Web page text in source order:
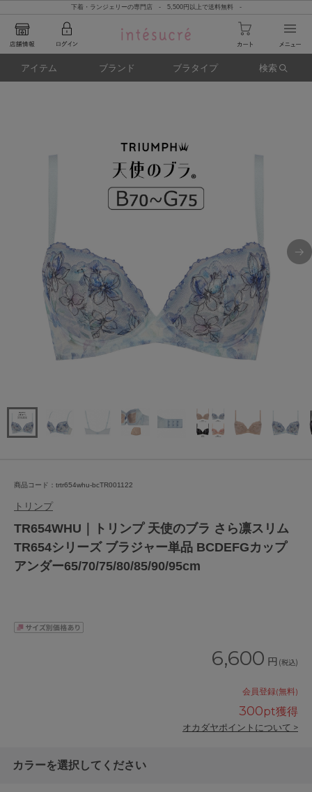
下着・ランジェリーの専門店 - 5,500円以上で送料無料 -
アイテム ブランド ブラタイプ 検索
商品コード：trtr654whu-bcTR001122
トリンプ
TR654WHU｜トリンプ 天使のブラ さら凛スリム
TR654シリーズ ブラジャー単品 BCDEFGカップ
アンダー65/70/75/80/85/90/95cm
6,600 円 (税込)
会員登録(無料)
300pt獲得
オカダヤポイントについて >
カラーを選択してください